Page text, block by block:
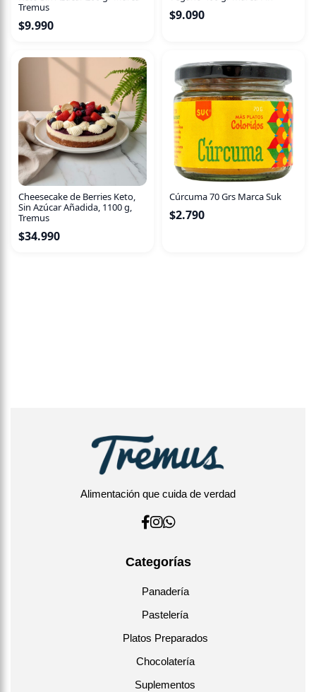
Tremus
$9.990
$9.090
Cheesecake de Berries Keto,
Sin Azúcar Añadida, 1100 g,
Tremus
$34.990
Cúrcuma 70 Grs Marca Suk
$2.790
Alimentación que cuida de verdad
Categorías
Panadería
Pastelería
Platos Preparados
Chocolatería
Suplementos